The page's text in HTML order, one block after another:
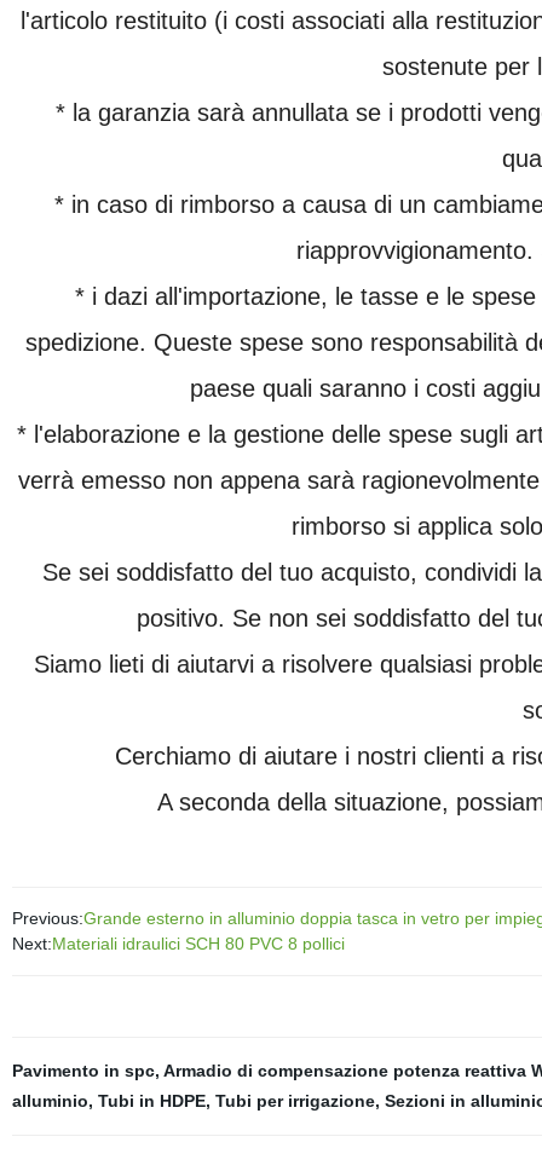
l'articolo restituito (i costi associati alla
sostenute per
* la garanzia sarà annullata se i prodotti
* in caso di rimborso a causa di un
* i dazi all'importazione, le tasse e le
spedizione. Queste spese sono responsabilità
paese quali saranno i costi
* l'elaborazione e la gestione delle spese sugli
verrà emesso non appena sarà
rimborso si applica
Se sei soddisfatto del tuo acquisto, condividi
positivo. Se non sei soddisfatto del
Siamo lieti di aiutarvi a risolvere qualsiasi
Cerchiamo di aiutare i nostri clienti a
A seconda della situazione,
Previous:Grande esterno in alluminio doppia tasca in vetro per
Next:Materiali idraulici SCH 80 PVC 8 pollici
Pavimento in spc, Armadio di compensazione potenza reattiva
alluminio, Tubi in HDPE, Tubi per irrigazione, Sezioni in